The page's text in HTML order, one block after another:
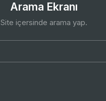
Arama Ekranı
Site içersinde arama yap.